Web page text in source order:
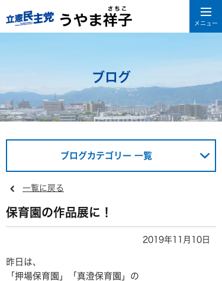
ブログ
ブログカテゴリー 一覧
一覧に戻る
保育園の作品展に！
2019年11月10日
昨日は、
「押場保育園」「真澄保育園」の